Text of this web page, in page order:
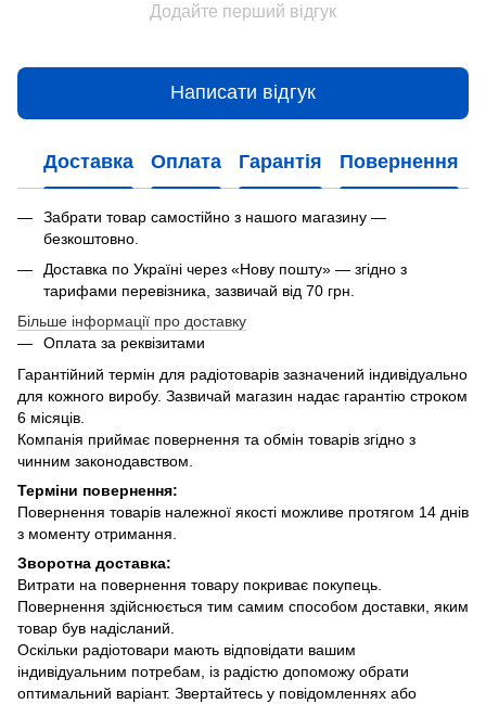
Додайте перший відгук
Написати відгук
Доставка Оплата Гарантія Повернення
Забрати товар самостійно з нашого магазину —
безкоштовно.
Доставка по Україні через «Нову пошту» — згідно з
тарифами перевізника, зазвичай від 70 грн.
Більше інформації про доставку
Оплата за реквізитами
Гарантійний термін для радіотоварів зазначений індивідуально
для кожного виробу. Зазвичай магазин надає гарантію строком
6 місяців.
Компанія приймає повернення та обмін товарів згідно з
чинним законодавством.
Терміни повернення:
Повернення товарів належної якості можливе протягом 14 днів
з моменту отримання.
Зворотна доставка:
Витрати на повернення товару покриває покупець.
Повернення здійснюється тим самим способом доставки, яким
товар був надісланий.
Оскільки радіотовари мають відповідати вашим
індивідуальним потребам, із радістю допоможу обрати
оптимальний варіант. Звертайтесь у повідомленнях або